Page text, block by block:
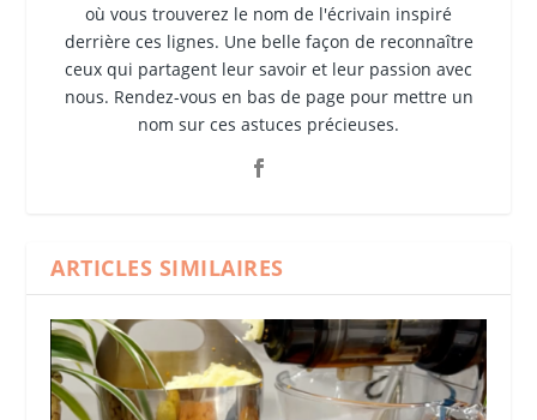
où vous trouverez le nom de l'écrivain inspiré
derrière ces lignes. Une belle façon de reconnaître
ceux qui partagent leur savoir et leur passion avec
nous. Rendez-vous en bas de page pour mettre un
nom sur ces astuces précieuses.
ARTICLES SIMILAIRES